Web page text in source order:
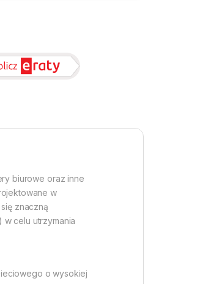
biurowe oraz inne
w
znaczną
w celu utrzymania
o wysokiej